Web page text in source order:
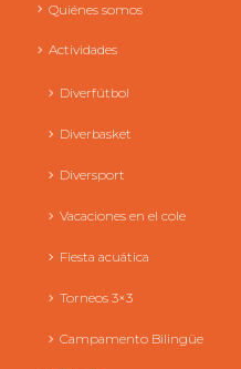
Quiénes somos
Actividades
Diverfútbol
Diverbasket
Diversport
Vacaciones en el cole
Fiesta acuática
Torneos 3×3
Campamento Bilingüe